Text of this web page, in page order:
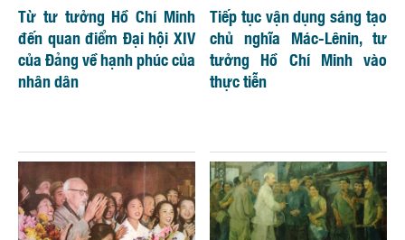
Từ tư tưởng Hồ Chí Minh
đến quan điểm Đại hội XIV
của Đảng về hạnh phúc của
nhân dân
Tiếp tục vận dụng sáng tạo
chủ nghĩa Mác-Lênin, tư
tưởng Hồ Chí Minh vào
thực tiễn